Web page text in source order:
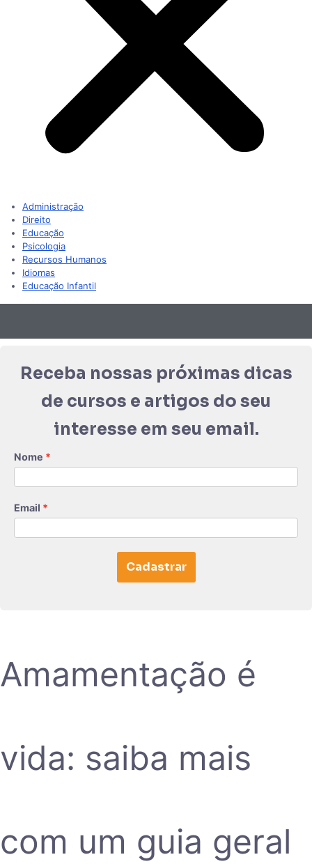
Administração
Direito
Educação
Psicologia
Recursos Humanos
Idiomas
Educação Infantil
Receba nossas próximas dicas
de cursos e artigos do seu
interesse em seu email.
Nome
Email
Cadastrar
Amamentação é
vida: saiba mais
com um guia geral